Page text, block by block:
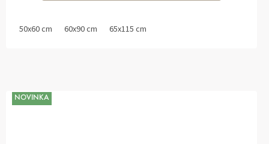
50x60 cm 60x90 cm 65x115 cm
NOVINKA